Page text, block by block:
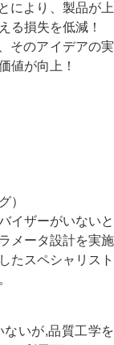
により、製品が上
る損失を低減！
そのアイデアの実
値が向上！
）
イザーがいないと
メータ設計を実施
たスペシャリスト
いが,品質工学を